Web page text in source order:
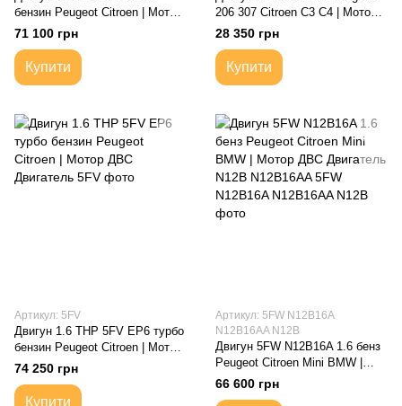
бензин Peugeot Citroen | Мотор
ДВС Двигатель
71 100 грн
Купити
206 307 Citroen C3 C4 | Мотор
ДВС Двигатель
28 350 грн
Купити
Артикул: 5FV
Двигун 1.6 THP 5FV EP6 турбо
бензин Peugeot Citroen | Мотор
ДВС Двигатель
74 250 грн
Купити
Артикул: 5FW N12B16A
N12B16AA N12B
Двигун 5FW N12B16A 1.6 бенз
Peugeot Citroen Mini BMW |
Мотор ДВС Двигатель N12B
N12B16AA
66 600 грн